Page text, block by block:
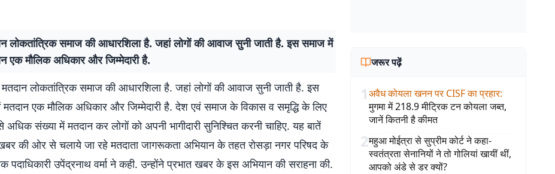
लोकतांत्रिक समाज की आधारशिला है. जहां लोगों की आवाज सुनी जाती है. इस समाज में
एक मौलिक अधिकार और जिम्मेदारी है.
मतदान लोकतांत्रिक समाज की आधारशिला है. जहां लोगों की आवाज सुनी जाती है. इस
एक मौलिक अधिकार और जिम्मेदारी है. देश एवं समाज के विकास व समृद्धि के लिए
संख्या में मतदान कर लोगों को अपनी भागीदारी सुनिश्चित करनी चाहिए. यह बातें
की ओर से चलाये जा रहे मतदाता जागरूकता अभियान के तहत रोसड़ा नगर परिषद के
पदाधिकारी उपेंद्रनाथ वर्मा ने कही. उन्होंने प्रभात खबर के इस अभियान की सराहना की.
जरूर पढ़ें
1अवैध कोयला खनन पर CISF का प्रहार:
मुगमा में 218.9 मीट्रिक टन कोयला जब्त,
जानें कितनी है कीमत
2महुआ मोईत्रा से सुप्रीम कोर्ट ने कहा-
स्वतंत्रता सेनानियों ने तो गोलियां खायीं थीं,
आपको अंडे से डर क्यों?